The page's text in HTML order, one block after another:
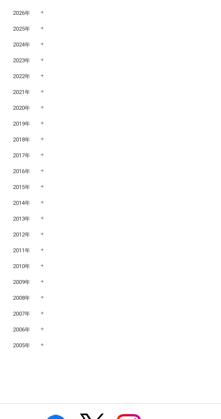
2026年
2025年
2024年
2023年
2022年
2021年
2020年
2019年
2018年
2017年
2016年
2015年
2014年
2013年
2012年
2011年
2010年
2009年
2008年
2007年
2006年
2005年